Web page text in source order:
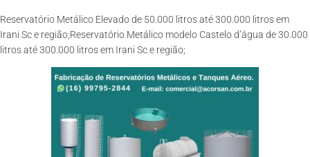
Reservatório Metálico Elevado de 50.000 litros até 300.000 litros em
Irani Sc e região;Reservatório Metálico modelo Castelo d’água de 30.000
litros até 300.000 litros em Irani Sc e região;